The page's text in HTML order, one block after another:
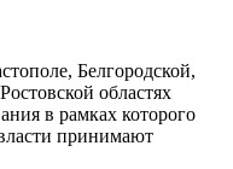
Белгородской,
областях
в рамках которого
принимают